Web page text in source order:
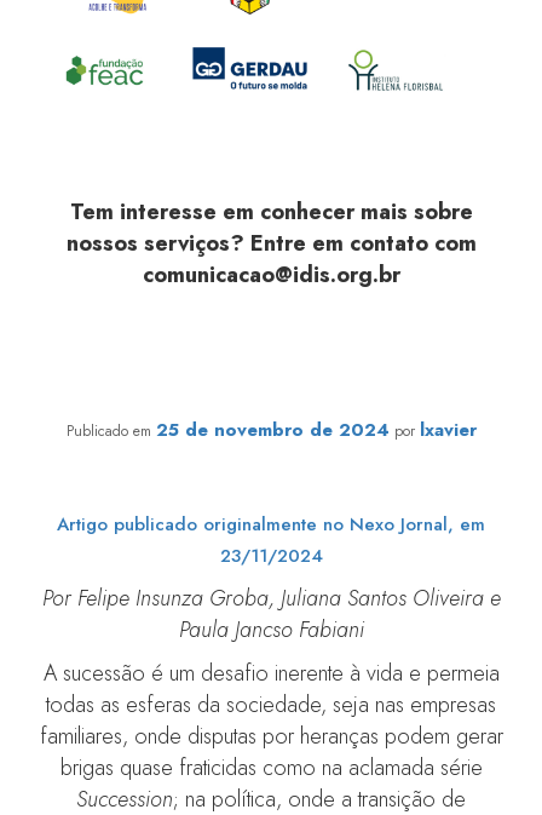
Tem interesse em conhecer mais sobre
nossos serviços? Entre em contato com
comunicacao@idis.org.br
Publicado em 25 de novembro de 2024 por lxavier
Artigo publicado originalmente no Nexo Jornal, em
23/11/2024
Por Felipe Insunza Groba, Juliana Santos Oliveira e
Paula Jancso Fabiani
A sucessão é um desafio inerente à vida e permeia
todas as esferas da sociedade, seja nas empresas
familiares, onde disputas por heranças podem gerar
brigas quase fraticidas como na aclamada série
Succession; na política, onde a transição de